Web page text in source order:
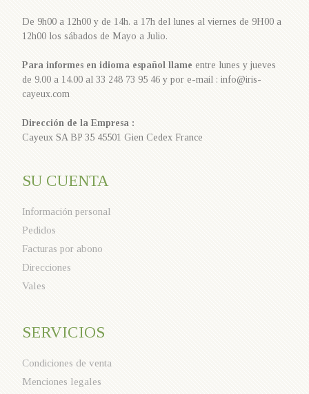
De 9h00 a 12h00 y de 14h. a 17h del lunes al viernes de 9H00 a
12h00 los sábados de Mayo a Julio.
Para informes en idioma español llame entre lunes y jueves
de 9.00 a 14.00 al 33 248 73 95 46 y por e-mail : info@iris-
cayeux.com
Dirección de la Empresa :
Cayeux SA BP 35 45501 Gien Cedex France
SU CUENTA
Información personal
Pedidos
Facturas por abono
Direcciones
Vales
SERVICIOS
Condiciones de venta
Menciones legales